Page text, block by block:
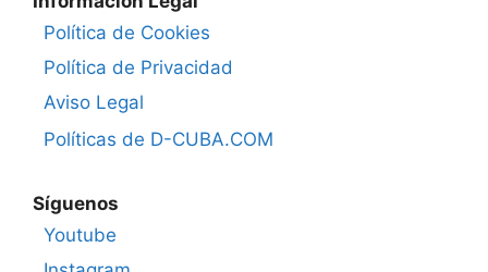
Política de Cookies
Política de Privacidad
Aviso Legal
Políticas de D-CUBA.COM
Síguenos
Youtube